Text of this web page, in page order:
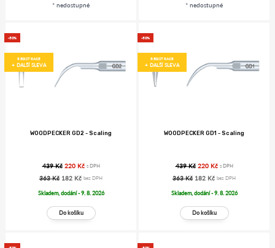
* nedostupné * nedostupné
-50%
REGISTRACE
+ DALŠÍ SLEVA
WOODPECKER GD2 - Scaling
439 Kč 220 Kč s DPH
363 Kč 182 Kč bez DPH
Skladem, dodání - 9. 8. 2026
-50%
REGISTRACE
+ DALŠÍ SLEVA
WOODPECKER GD1 - Scaling
439 Kč 220 Kč s DPH
363 Kč 182 Kč bez DPH
Skladem, dodání - 9. 8. 2026